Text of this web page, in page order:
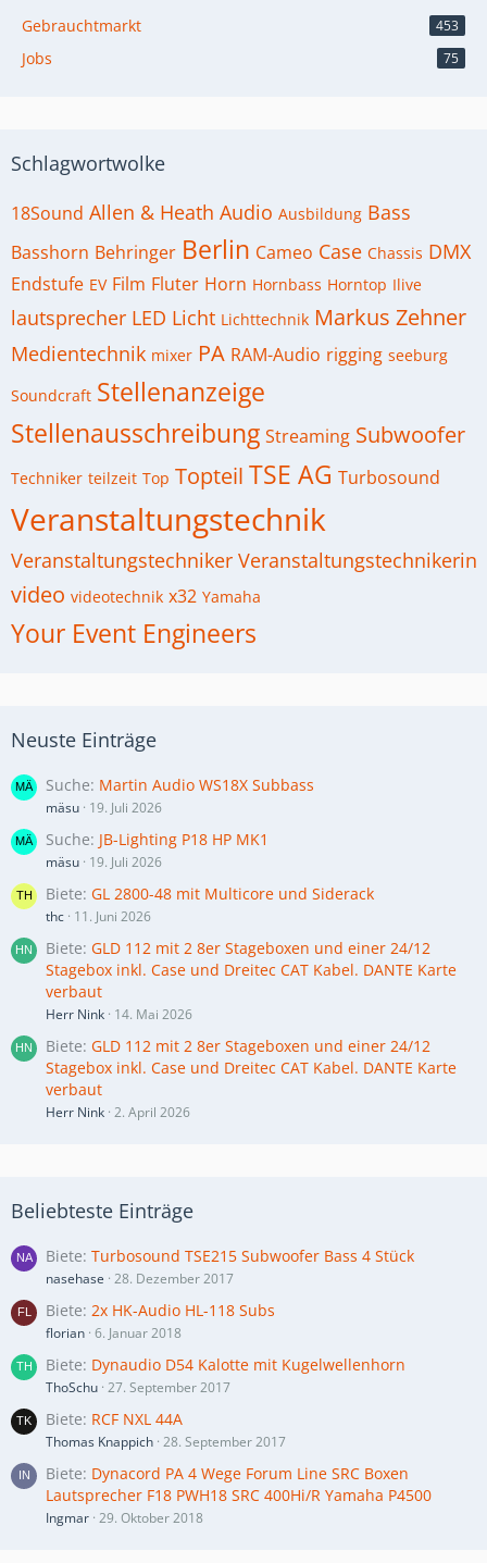
Gebrauchtmarkt 453
Jobs 75
Schlagwortwolke
18Sound Allen & Heath Audio Ausbildung Bass
Basshorn Behringer Berlin Cameo Case Chassis DMX
Endstufe EV Film Fluter Horn Hornbass Horntop Ilive
lautsprecher LED Licht Lichttechnik Markus Zehner
Medientechnik mixer PA RAM-Audio rigging seeburg
Soundcraft Stellenanzeige
Stellenausschreibung Streaming Subwoofer
Techniker teilzeit Top Topteil TSE AG Turbosound
Veranstaltungstechnik
Veranstaltungstechniker Veranstaltungstechnikerin
video videotechnik x32 Yamaha
Your Event Engineers
Neuste Einträge
Suche Martin Audio WS18X Subbass
mäsu 19. Juli 2026
Suche JB-Lighting P18 HP MK1
mäsu 19. Juli 2026
Biete GL 2800-48 mit Multicore und Siderack
thc 11. Juni 2026
Biete GLD 112 mit 2 8er Stageboxen und einer 24/12
Stagebox inkl. Case und Dreitec CAT Kabel. DANTE Karte
verbaut
Herr Nink 14. Mai 2026
Biete GLD 112 mit 2 8er Stageboxen und einer 24/12
Stagebox inkl. Case und Dreitec CAT Kabel. DANTE Karte
verbaut
Herr Nink 2. April 2026
Beliebteste Einträge
Biete Turbosound TSE215 Subwoofer Bass 4 Stück
nasehase 28. Dezember 2017
Biete 2x HK-Audio HL-118 Subs
florian 6. Januar 2018
Biete Dynaudio D54 Kalotte mit Kugelwellenhorn
ThoSchu 27. September 2017
Biete RCF NXL 44A
Thomas Knappich 28. September 2017
Biete Dynacord PA 4 Wege Forum Line SRC Boxen
Lautsprecher F18 PWH18 SRC 400Hi/R Yamaha P4500
Ingmar 29. Oktober 2018